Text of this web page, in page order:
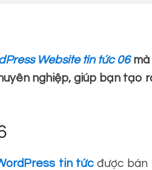
Website tin tức 06mà
nghiệp, giúp bạn tạo
tin tức được bán